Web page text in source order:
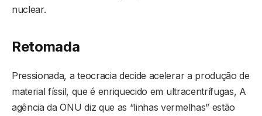
nuclear.
Retomada
Pressionada, a teocracia decide acelerar a produção de
material físsil, que é enriquecido em ultracentrífugas, A
agência da ONU diz que as “linhas vermelhas” estão